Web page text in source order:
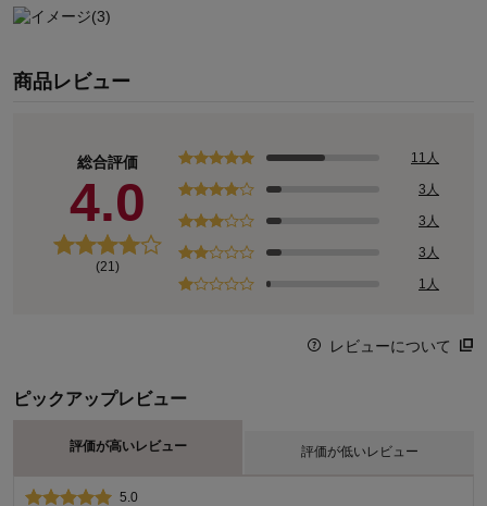
商品レビュー
総合評価
4.0
(21)
11人
3人
3人
3人
1人
レビューについて
ピックアップレビュー
評価が高いレビュー 評価が低いレビュー
5.0
1.0